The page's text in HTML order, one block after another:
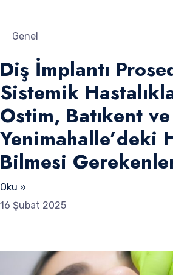
Genel
Diş İmplantı
Sistemik
Ostim, Batıkent ve
Yenimahalle’deki
Bilmesi
Oku »
16 Şubat 2025